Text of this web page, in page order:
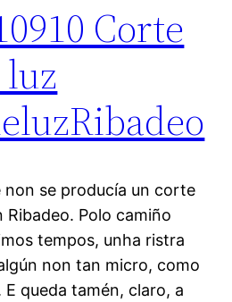
Corte
se producía un corte
Polo camiño
tempos, unha ristra
non tan micro, como
queda tamén, claro, a